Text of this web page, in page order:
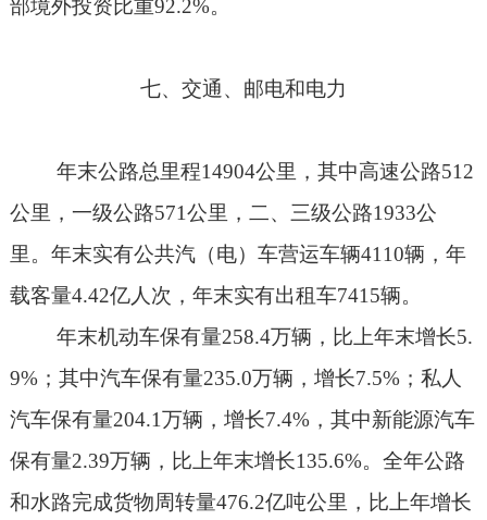
部境外投资比重92.2%。
七、交通、邮电和电力
年末公路总里程14904公里，其中高速公路512
公里，一级公路571公里，二、三级公路1933公
里。年末实有公共汽（电）车营运车辆4110辆，年
载客量4.42亿人次，年末实有出租车7415辆。
年末机动车保有量258.4万辆，比上年末增长5.
9%；其中汽车保有量235.0万辆，增长7.5%；私人
汽车保有量204.1万辆，增长7.4%，其中新能源汽车
保有量2.39万辆，比上年末增长135.6%。全年公路
和水路完成货物周转量476.2亿吨公里，比上年增长